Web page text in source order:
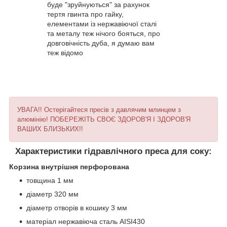
буде "зруйнуються" за рахунок
тертя гвинта про гайку,
елементами із нержавіючої сталі
та металу теж нічого бояться, про
довговічність дуба, я думаю вам
теж відомо
УВАГА!! Остерігайтеся пресів з давлячим млинцем з
алюмінію! ПОБЕРЕЖІТЬ СВОЄ ЗДОРОВ'Я І ЗДОРОВ'Я
ВАШИХ БЛИЗЬКИХ!!
Характеристики гідравлічного преса для соку:
Корзина внутрішня перфорована
товщина 1 мм
діаметр 320 мм
діаметр отворів в кошику 3 мм
матеріал нержавіюча сталь AISI430